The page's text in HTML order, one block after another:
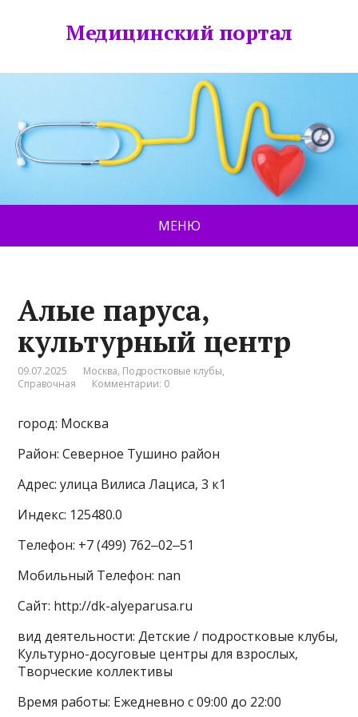
Медицинский портал
МЕНЮ
Алые паруса,
культурный центр
09.07.2025 Москва, Подростковые клубы,
Справочная
Комментарии: 0
город: Москва
Район: Северное Тушино район
Адрес: улица Вилиса Лациса, 3 к1
Индекс: 125480.0
Телефон: +7 (499) 762‒02‒51
Мобильный Телефон: nan
Сайт: http://dk-alyeparusa.ru
вид деятельности: Детские / подростковые клубы,
Культурно-досуговые центры для взрослых,
Творческие коллективы
Время работы: Ежедневно с 09:00 до 22:00